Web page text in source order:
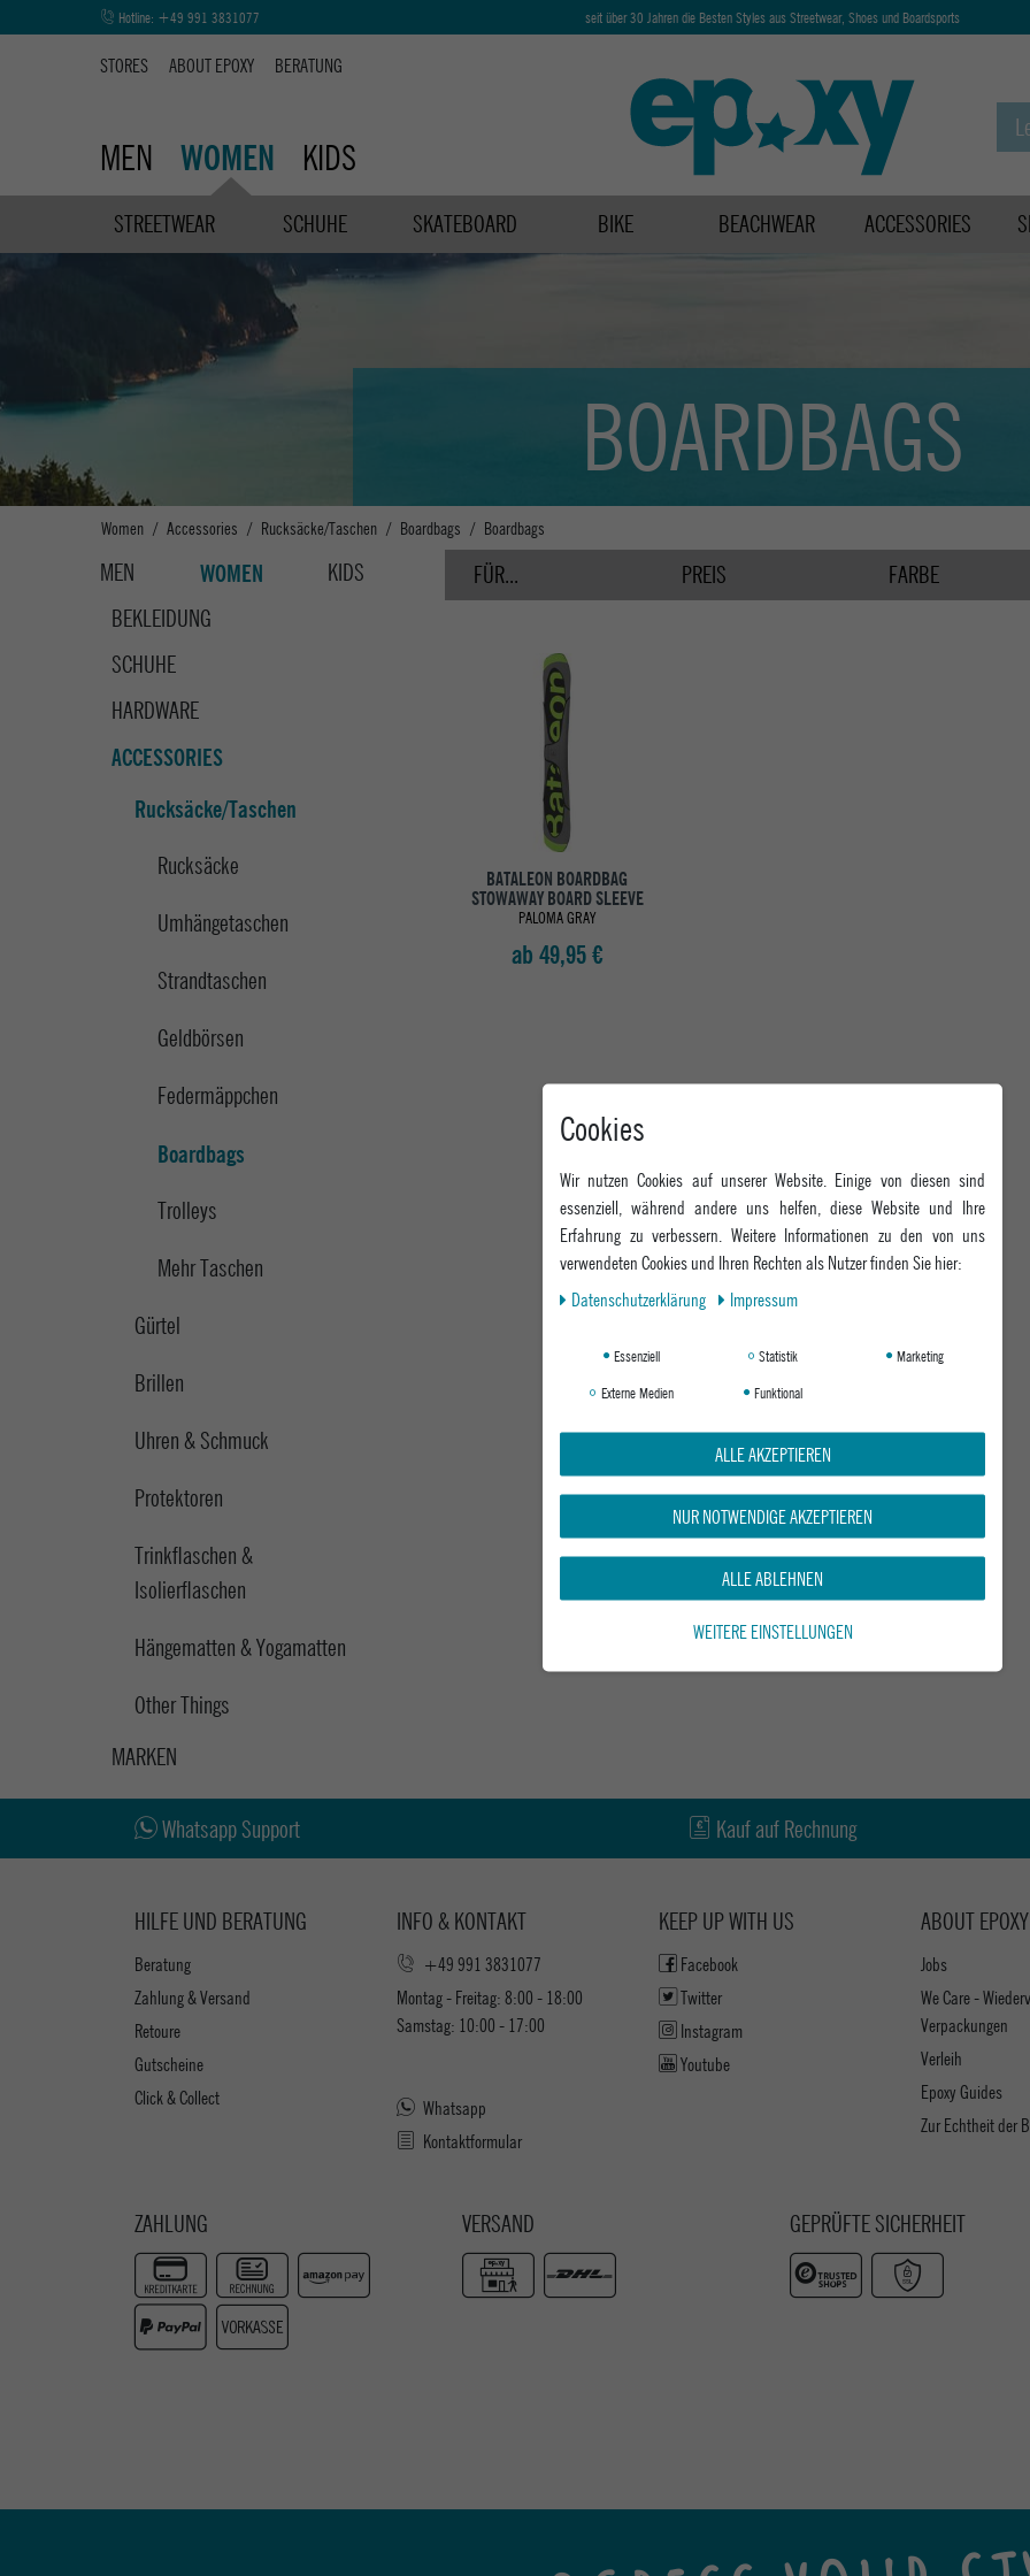
Hotline: +49 991 3831077 seit über 30 Jahren die Besten Styles aus Streetwear, Shoes und Boardsports
STORES ABOUT EPOXY BERATUNG
MEN WOMEN KIDS
STREETWEAR SCHUHE SKATEBOARD BIKE BEACHWEAR ACCESSORIES
BOARDBAGS
Women Accessories Rucksäcke/Taschen Boardbags Boardbags
MEN WOMEN
KIDS
BEKLEIDUNG
SCHUHE
HARDWARE
ACCESSORIES
Rucksäcke/Taschen
Rucksäcke
Umhängetaschen
Strandtaschen
Geldbörsen
Federmäppchen
Boardbags
Trolleys
Mehr Taschen
Gürtel
Brillen
Uhren & Schmuck
Protektoren
Trinkflaschen &
Isolierflaschen
Hängematten & Yogamatten
Other Things
MARKEN
FÜR... PREIS FARBE
BATALEON BOARDBAG
STOWAWAY BOARD SLEEVE
PALOMA GRAY
ab 49,95 €
Whatsapp Support Kauf auf Rechnung
HILFE UND BERATUNG
Beratung
Zahlung & Versand
Retoure
Gutscheine
Click & Collect
INFO & KONTAKT
+49 991 3831077
Montag - Freitag: 8:00 - 18:00
Samstag: 10:00 - 17:00
Whatsapp
Kontaktformular
ABOUT EPOXY
Jobs
We Care -
Verpackungen
Verleih
Epoxy Guides
Zur Echtheit der
KEEP UP WITH US
Facebook
Twitter
Instagram
Youtube
ZAHLUNG VERSAND GEPRÜFTE SICHERHEIT
Cookies
Wir nutzen Cookies auf unserer Website. Einige von diesen sind
essenziell, während andere uns helfen, diese Website und Ihre
Erfahrung zu verbessern. Weitere Informationen zu den von uns
verwendeten Cookies und Ihren Rechten als Nutzer finden Sie hier:
Daten­schutz­erklärung
Impressum
Essenziell Statistik
Marketing
Externe Medien
Funktional
ALLE AKZEPTIEREN
NUR NOTWENDIGE AKZEPTIEREN
ALLE ABLEHNEN
WEITERE EINSTELLUNGEN